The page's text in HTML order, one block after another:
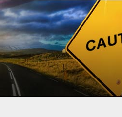
Reviews Technical analysis